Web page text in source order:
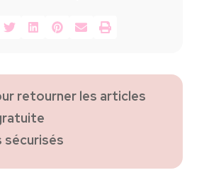
retourner les articles
sécurisés